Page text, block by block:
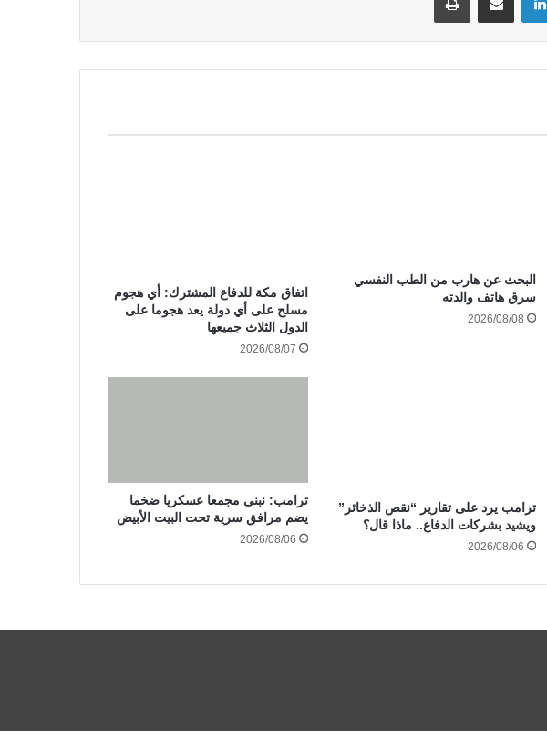
البحث عن هارب من الطب النفسي
سرق هاتف والدته
2026/08/08
‏اتفاق مكة للدفاع المشترك: أي هجوم
مسلح على أي دولة يعد هجوما على
الدول الثلاث جميعها
2026/08/07
ترامب يرد على تقارير “نقص الذخائر”
ويشيد بشركات الدفاع.. ماذا قال؟
2026/08/06
ترامب: نبنى مجمعا عسكريا ضخما
يضم مرافق سرية تحت البيت الأبيض
2026/08/06